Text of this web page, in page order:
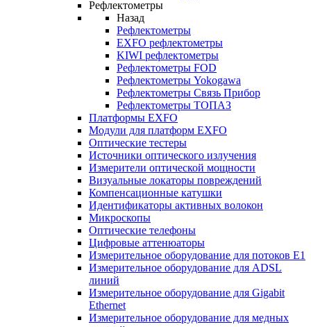
Рефлектометры
Назад
Рефлектометры
EXFO рефлектометры
KIWI рефлектометры
Рефлектометры FOD
Рефлектометры Yokogawa
Рефлектометры Связь Прибор
Рефлектометры ТОПАЗ
Платформы EXFO
Модули для платформ EXFO
Оптические тестеры
Источники оптического излучения
Измерители оптической мощности
Визуальные локаторы повреждений
Компенсационные катушки
Идентификаторы активных волокон
Микроскопы
Оптические телефоны
Цифровые аттенюаторы
Измерительное оборудование для потоков Е1
Измерительное оборудование для ADSL
линий
Измерительное оборудование для Gigabit
Ethernet
Измерительное оборудование для медных